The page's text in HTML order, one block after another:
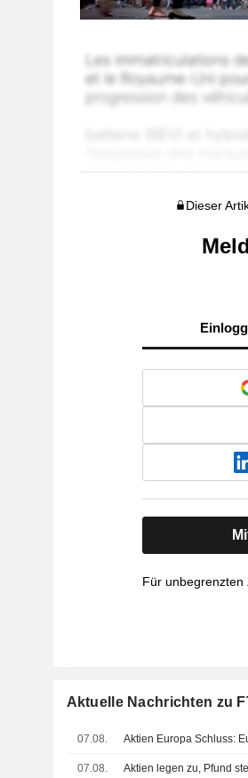
Dieser
Für
Aktuelle Nachrichten zu
07.08. Aktien Europa Schluss:
07.08.
Aktien legen zu, Pfund